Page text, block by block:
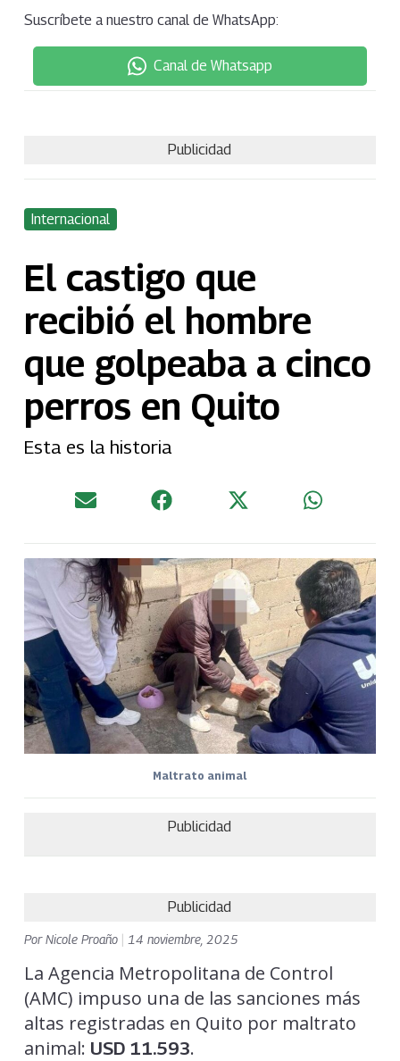
Suscríbete a nuestro canal de WhatsApp:
Canal de Whatsapp
Publicidad
Internacional
El castigo que
recibió el hombre
que golpeaba a cinco
perros en Quito
Esta es la historia
Maltrato animal
Publicidad
Publicidad
PorNicole Proaño 14 noviembre, 2025
La Agencia Metropolitana de Control
(AMC) impuso una de las sanciones más
altas registradas en Quito por maltrato
animal: USD 11.593.